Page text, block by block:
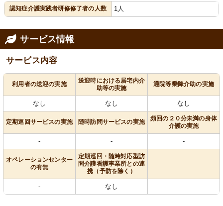
認知症介護実践者研修修了者の人数 1人
サービス情報
サービス内容
利用者の送迎の実施
送迎時における居宅内介
助等の実施
通院等乗降介助の実施
なし なし なし
定期巡回サービスの実施 随時訪問サービスの実施
頻回の２０分未満の身体
介護の実施
- - -
オペレーションセンター
の有無
定期巡回・随時対応型訪
問介護看護事業所との連
携（予防を除く）
- なし